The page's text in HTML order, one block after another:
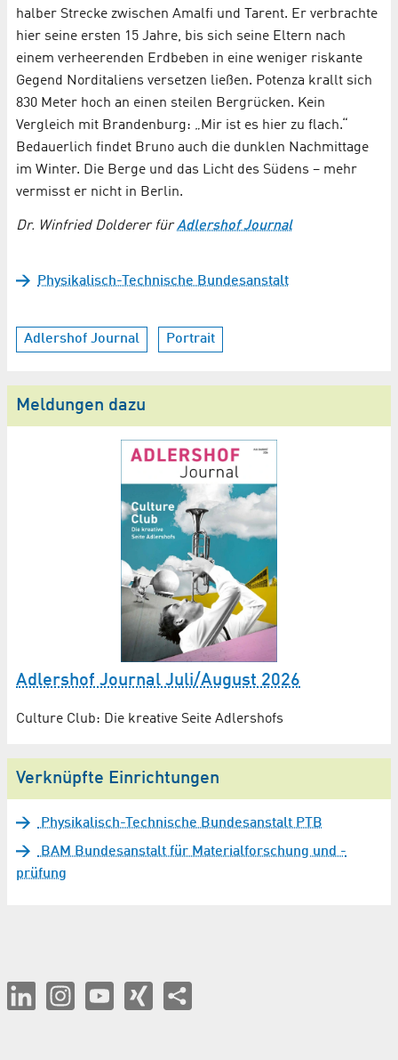
halber Strecke zwischen Amalfi und Tarent. Er verbrachte
hier seine ersten 15 Jahre, bis sich seine Eltern nach
einem verheerenden Erdbeben in eine weniger riskante
Gegend Norditaliens versetzen ließen. Potenza krallt sich
830 Meter hoch an einen steilen Bergrücken. Kein
Vergleich mit Brandenburg: „Mir ist es hier zu flach.“
Bedauerlich findet Bruno auch die dunklen Nachmittage
im Winter. Die Berge und das Licht des Südens – mehr
vermisst er nicht in Berlin.
Dr. Winfried Dolderer fürAdlershof Journal
Physikalisch-Technische Bundesanstalt
Adlershof Journal Portrait
Meldungen dazu
Adlershof Journal Juli/August 2026
Culture Club: Die kreative Seite Adlershofs
Verknüpfte Einrichtungen
Physikalisch-Technische Bundesanstalt PTB
BAM Bundesanstalt für Materialforschung und -
prüfung